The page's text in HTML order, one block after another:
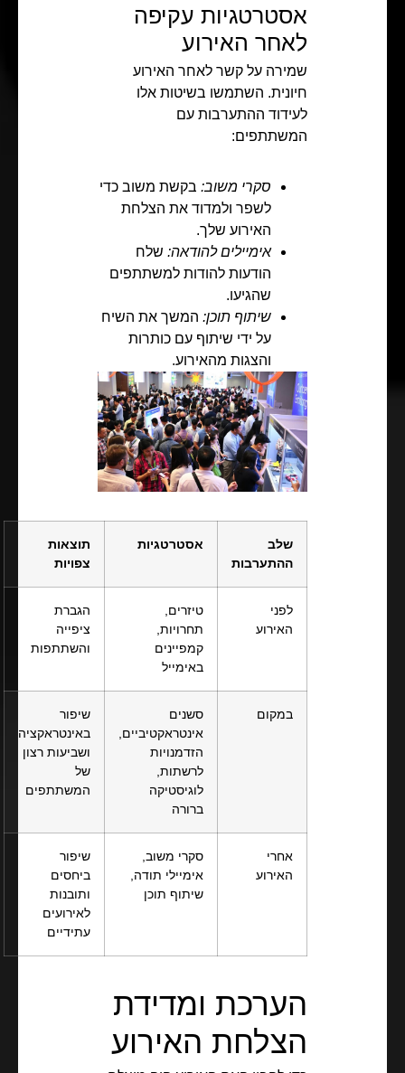
אסטרטגיות עקיפה
לאחר האירוע
שמירה על קשר לאחר האירוע
חיונית. השתמשו בשיטות אלו
לעידוד ההתערבות עם
המשתתפים:
סקרי משוב: בקשת משוב כדי
לשפר ולמדוד את הצלחת
האירוע שלך.
אימיילים להודאה: שלח
הודעות להודות למשתתפים
שהגיעו.
שיתוף תוכן: המשך את השיח
על ידי שיתוף עם כותרות
והצגות מהאירוע.
שלב
ההתערבות
אסטרטגיות
תוצאות
צפויות
לפני
האירוע
טיזרים,
תחרויות,
קמפיינים
באימייל
הגברת
ציפייה
והשתתפות
במקום
סשנים
אינטראקטיביים,
הזדמנויות
לרשתות,
לוגיסטיקה
ברורה
שיפור
באינטראקציה
ושביעות רצון
של
המשתתפים
אחרי
האירוע
סקרי משוב,
אימיילי תודה,
שיתוף תוכן
שיפור
ביחסים
ותובנות
לאירועים
עתידיים
הערכת ומדידת
הצלחת האירוע